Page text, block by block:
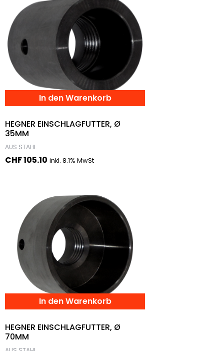
In den Warenkorb
HEGNER EINSCHLAGFUTTER, Ø
35MM
AUS STAHL
CHF105.10 inkl. 8.1% MwSt
In den Warenkorb
HEGNER EINSCHLAGFUTTER, Ø
70MM